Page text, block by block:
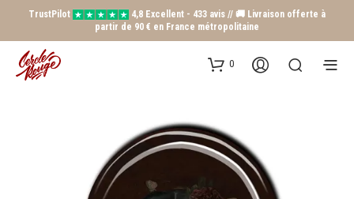
TrustPilot
4,8 Excellent - 433 avis // 🚚 Livraison offerte à
partir de 90 € en France métropolitaine
0